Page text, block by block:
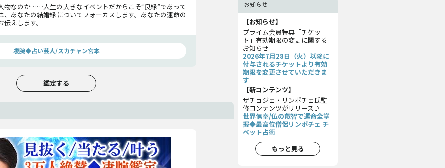
物なのか……人生の大きなイベントだからこそ“良縁”であって
、あなたの結婚縁についてフォーカスします。あなたの運命の
えします。
凄腕◆占い芸人/スカチャン宮本
鑑定する
お知らせ
【お知らせ】
プライム会員特典「チケッ
ト」有効期限の変更に関する
お知らせ
2026年7月28日（火）以降に
付与されるチケットより有効
期限を変更させていただきま
す
【新コンテンツ】
ザチョジェ・リンポチェ氏監
修コンテンツがリリース♪
世界信奉/仏の叡智で運命全掌
握◆最高位僧侶リンポチェ チ
ベット占術
もっと見る